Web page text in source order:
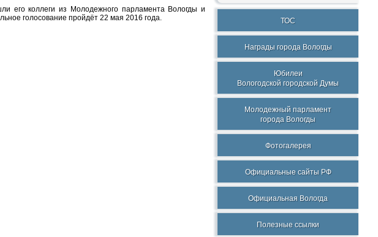
его коллеги из Молодежного парламента Вологды и
голосование пройдёт 22 мая 2016 года.
ТОС
Награды города Вологды
Юбилеи
Вологодской городской Думы
Молодежный парламент
города Вологды
Фотогалерея
Официальные сайты РФ
Официальная Вологда
Полезные ссылки